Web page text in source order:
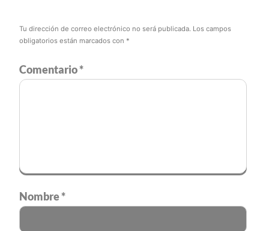
Tu dirección de correo electrónico no será publicada. Los campos
obligatorios están marcados con *
Comentario*
Nombre*